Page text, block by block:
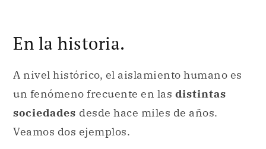
En la historia.
A nivel histórico, el aislamiento humano es
un fenómeno frecuente en las distintas
sociedades desde hace miles de años.
Veamos dos ejemplos.